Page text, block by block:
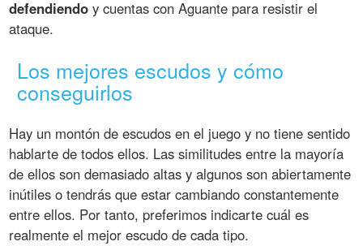
defendiendo y cuentas con Aguante para resistir el
ataque.
Los mejores escudos y cómo
conseguirlos
Hay un montón de escudos en el juego y no tiene sentido
hablarte de todos ellos. Las similitudes entre la mayoría
de ellos son demasiado altas y algunos son abiertamente
inútiles o tendrás que estar cambiando constantemente
entre ellos. Por tanto, preferimos indicarte cuál es
realmente el mejor escudo de cada tipo.